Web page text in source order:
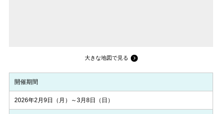
大きな地図で見る
開催期間
2026年2月9日（月）～3月8日（日）